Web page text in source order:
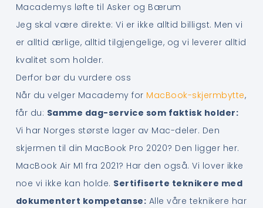
Macademys løfte til Asker og Bærum
Jeg skal være direkte: Vi er ikke alltid billigst. Men vi
er alltid ærlige, alltid tilgjengelige, og vi leverer alltid
kvalitet som holder.
Derfor bør du vurdere oss
Når du velger Macademy for MacBook-skjermbytte,
får du: Samme dag-service som faktisk holder:
Vi har Norges største lager av Mac-deler. Den
skjermen til din MacBook Pro 2020? Den ligger her.
MacBook Air M1 fra 2021? Har den også. Vi lover ikke
noe vi ikke kan holde. Sertifiserte teknikere med
dokumentert kompetanse: Alle våre teknikere har